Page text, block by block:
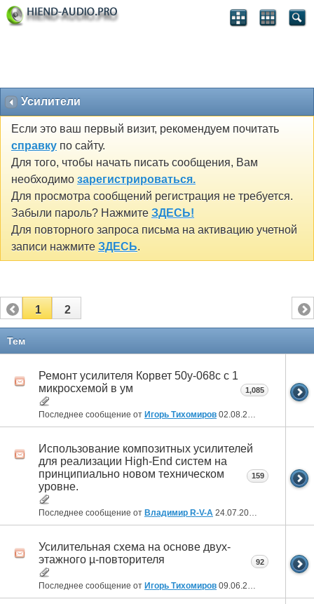
Усилители
Если это ваш первый визит, рекомендуем почитать
справку по сайту.
Для того, чтобы начать писать сообщения, Вам
необходимо зарегистрироваться.
Для просмотра сообщений регистрация не требуется.
Забыли пароль? Нажмите ЗДЕСЬ!
Для повторного запроса письма на активацию учетной
записи нажмите ЗДЕСЬ.
1 2
Тем
Ремонт усилителя Корвет 50у-068с с 1
микросхемой в ум
Последнее сообщение от Игорь Тихомиров 02.08.2026
1,085
Использование композитных усилителей
для реализации High-End систем на
принципиально новом техническом
уровне.
Последнее сообщение от Владимир R-V-A 24.07.2026
159
Усилительная схема на основе двух-
этажного µ-повторителя
Последнее сообщение от Игорь Тихомиров 09.06.2026
92